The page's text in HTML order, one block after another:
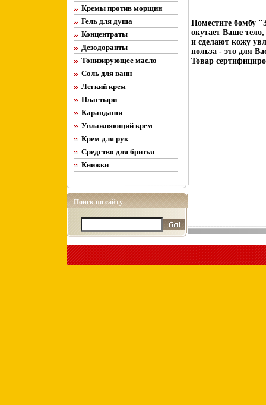
Кремы против морщин
Гель для душа
Концентраты
Дезодоранты
Тонизирующее масло
Соль для ванн
Легкий крем
Пластыри
Карандаши
Увлажняющий крем
Крем для рук
Средство для бритья
Книжки
Поиск по сайту
Поместите бомбу
окутает Ваше
и сделают кожу
польза - это для
Товар